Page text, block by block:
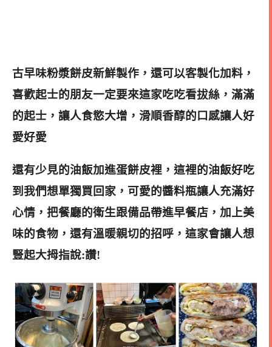
古早味粉漿餅皮新鮮製作，還可以客製化加料，
喜歡起士的朋友一定要來這家吃吃看拔絲，滿滿
的起士，讓人食慾大增，滑順香醇的口感讓人好
愛好愛
還有少見的油飯加進蛋餅皮裡 ，這裡的油飯好吃
到我們想單獨買回家，可愛的醬料瓶讓人充滿好
心情 ，把餐廳的衛生跟備品帶進早餐店，加上美
味的食物，還有溫暖親切的招呼，這家會讓人想
豎起大拇指說:讚!